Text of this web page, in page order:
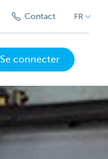
Contact FR
Se connecter